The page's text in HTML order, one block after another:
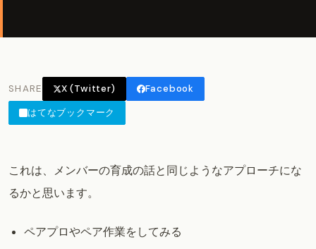
SHARE X (Twitter)
Facebook
はてなブックマーク
これは、メンバーの育成の話と同じようなアプローチにな
るかと思います。
ペアプロやペア作業をしてみる